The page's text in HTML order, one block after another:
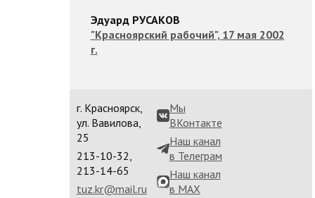
Эдуард РУСАКОВ
"Красноярский рабочий", 17 мая 2002
г.
г. Красноярск,
ул. Вавилова,
25
213-10-32,
213-14-65
tuz.kr@mail.ru
Мы
ВКонтакте
Наш канал
в Телеграм
Наш канал
в MAX